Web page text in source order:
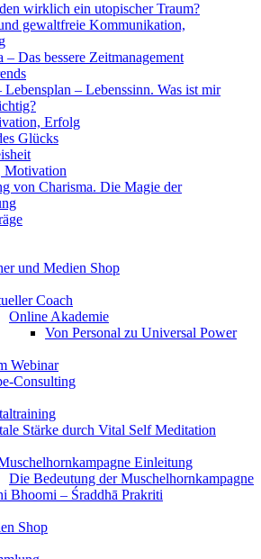
wirklich ein utopischer Traum?
gewaltfreie Kommunikation,
– Das bessere Zeitmanagement
– Lebenssinn. Was ist mir
Erfolg
Glücks
Motivation
von Charisma. Die Magie der
und Medien Shop
Coach
Online Akademie
Von Personal zu Universal Power
Webinar
Consulting
Stärke durch Vital Self Meditation
Einleitung
Die Bedeutung der Muschelhornkampagne
Bhoomi – Śraddhā Prakriti
Shop